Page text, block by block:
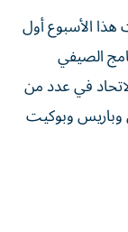
هذا الأسبوع أول
الصيفي
في عدد من
وباريس وبوكيت